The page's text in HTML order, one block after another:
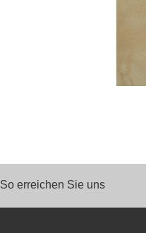
So erreichen Sie uns